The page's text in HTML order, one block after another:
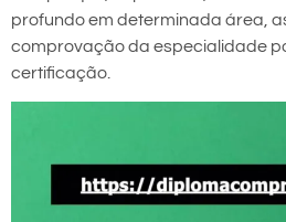
profundo em determinada área,
comprovação da especialidade
certificação.